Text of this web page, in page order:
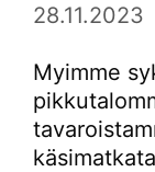
28.11.2023
Myimme